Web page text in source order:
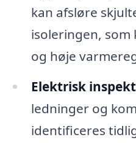
kan afsløre
isoleringen,
og høje
Elektrisk
ledninger og
identificeres